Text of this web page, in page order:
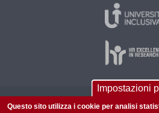
© 2026 Università di Padova -
Impostazioni
Questo sito utilizza i cookie per analisi